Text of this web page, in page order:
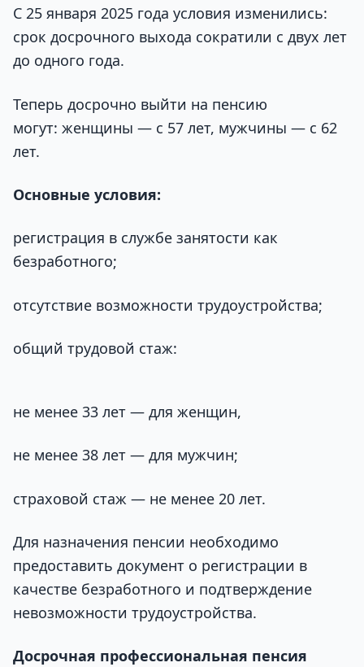
С 25 января 2025 года условия изменились:
срок досрочного выхода сократили с двух лет
до одного года.
Теперь досрочно выйти на пенсию
могут: женщины — с 57 лет, мужчины — с 62
лет.
Основные условия:
регистрация в службе занятости как
безработного;
отсутствие возможности трудоустройства;
общий трудовой стаж:
не менее 33 лет — для женщин,
не менее 38 лет — для мужчин;
страховой стаж — не менее 20 лет.
Для назначения пенсии необходимо
предоставить документ о регистрации в
качестве безработного и подтверждение
невозможности трудоустройства.
Досрочная профессиональная пенсия